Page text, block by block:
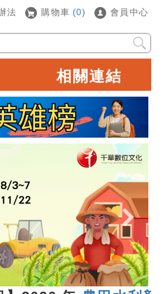
法 購物車 (0) 會員中心
相關連結